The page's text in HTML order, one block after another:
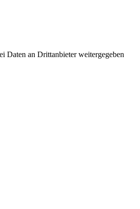
Daten an Drittanbieter weitergegeben